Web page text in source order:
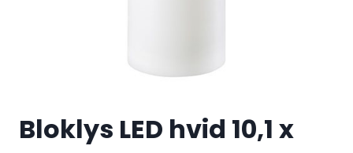
Bloklys LED hvid 10,1 x